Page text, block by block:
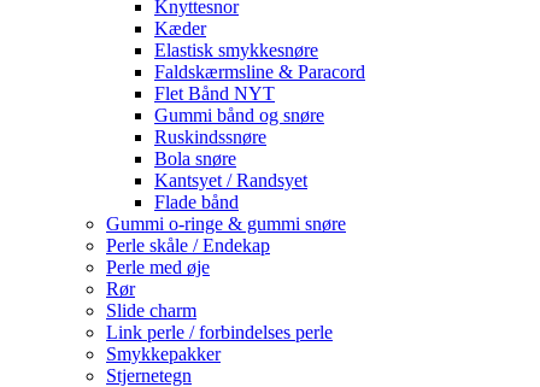
Knyttesnor
Kæder
Elastisk smykkesnøre
Faldskærmsline & Paracord
Flet Bånd NYT
Gummi bånd og snøre
Ruskindssnøre
Bola snøre
Kantsyet / Randsyet
Flade bånd
Gummi o-ringe & gummi snøre
Perle skåle / Endekap
Perle med øje
Rør
Slide charm
Link perle / forbindelses perle
Smykkepakker
Stjernetegn